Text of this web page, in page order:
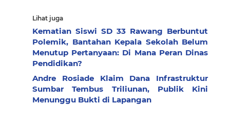
Lihat juga
Kematian Siswi SD 33 Rawang Berbuntut
Polemik, Bantahan Kepala Sekolah Belum
Menutup Pertanyaan: Di Mana Peran Dinas
Pendidikan?
Andre Rosiade Klaim Dana Infrastruktur
Sumbar Tembus Triliunan, Publik Kini
Menunggu Bukti di Lapangan